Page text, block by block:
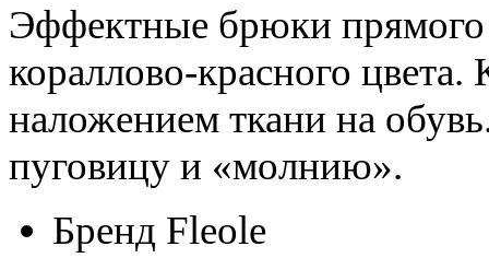
Эффектные брюки прямого
кораллово-красного цвета.
наложением ткани на
пуговицу и «молнию».
Бренд Fleole